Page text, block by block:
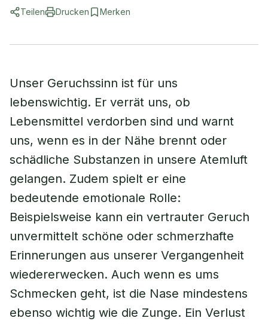
Teilen Drucken Merken
Unser Geruchssinn ist für uns
lebenswichtig. Er verrät uns, ob
Lebensmittel verdorben sind und warnt
uns, wenn es in der Nähe brennt oder
schädliche Substanzen in unsere Atemluft
gelangen. Zudem spielt er eine
bedeutende emotionale Rolle:
Beispielsweise kann ein vertrauter Geruch
unvermittelt schöne oder schmerzhafte
Erinnerungen aus unserer Vergangenheit
wiedererwecken. Auch wenn es ums
Schmecken geht, ist die Nase mindestens
ebenso wichtig wie die Zunge. Ein Verlust